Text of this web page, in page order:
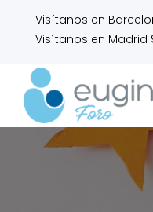
Visítanos en
Visítanos en Madrid